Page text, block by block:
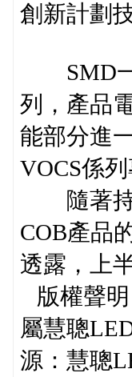
創新計劃
SMD一
列，產品
能部分進
VOCS係
隨著持
COB產品
透露，上
版權聲
屬慧聰
源：慧聰